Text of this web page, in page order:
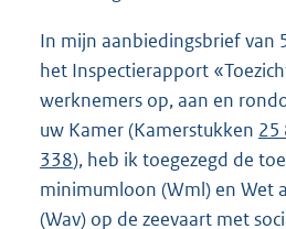
In mijn aanbiedingsbrief van
het Inspectierapport
werknemers op, aan en
uw Kamer (Kamerstukken 25
338), heb ik toegezegd de
minimumloon (Wml) en Wet
(Wav) op de zeevaart met